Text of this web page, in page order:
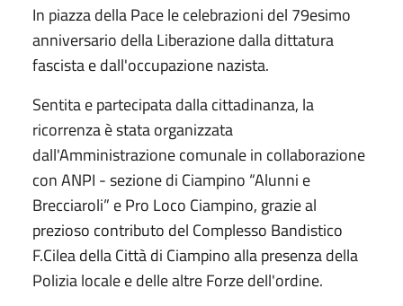
In piazza della Pace le celebrazioni del 79esimo
anniversario della Liberazione dalla dittatura
fascista e dall'occupazione nazista.
Sentita e partecipata dalla cittadinanza, la
ricorrenza è stata organizzata
dall'Amministrazione comunale in collaborazione
con ANPI - sezione di Ciampino “Alunni e
Brecciaroli” e Pro Loco Ciampino, grazie al
prezioso contributo del Complesso Bandistico
F.Cilea della Città di Ciampino alla presenza della
Polizia locale e delle altre Forze dell'ordine.